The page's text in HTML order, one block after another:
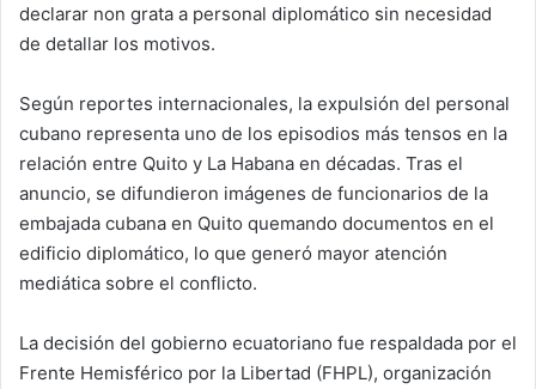
declarar non grata a personal diplomático sin necesidad
de detallar los motivos.
Según reportes internacionales, la expulsión del personal
cubano representa uno de los episodios más tensos en la
relación entre Quito y La Habana en décadas. Tras el
anuncio, se difundieron imágenes de funcionarios de la
embajada cubana en Quito quemando documentos en el
edificio diplomático, lo que generó mayor atención
mediática sobre el conflicto.
La decisión del gobierno ecuatoriano fue respaldada por el
Frente Hemisférico por la Libertad (FHPL), organización